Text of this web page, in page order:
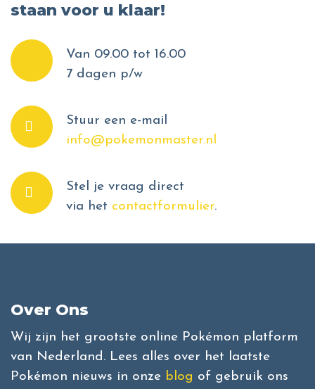
staan voor u klaar!
Van 09.00 tot 16.00
7 dagen p/w
Stuur een e-mail
info@pokemonmaster.nl
Stel je vraag direct
via het contactformulier.
Over Ons
Wij zijn het grootste online Pokémon platform
van Nederland. Lees alles over het laatste
Pokémon nieuws in onze blog of gebruik ons